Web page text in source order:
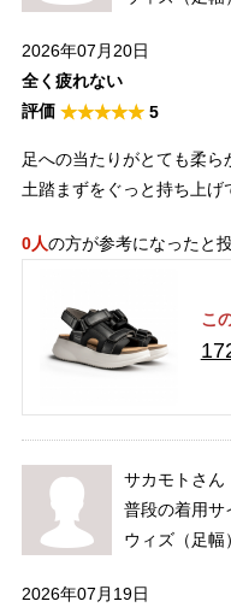
2026年07月20日
全く疲れない
5
足への当たりがとても柔ら
土踏まずをぐっと持ち上げ
0人の方が参考になったと
こ
サカモトさん
普段の着用サ
ウィズ（足幅）
2026年07月19日